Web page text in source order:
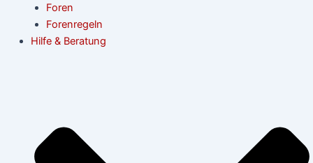
Foren
Forenregeln
Hilfe & Beratung